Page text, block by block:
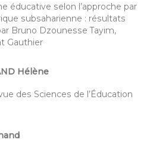
éducative selon l’approche par
subsaharienne : résultats
Bruno Dzounesse Tayim,
Gauthier
Hélène
des Sciences de l’Éducation